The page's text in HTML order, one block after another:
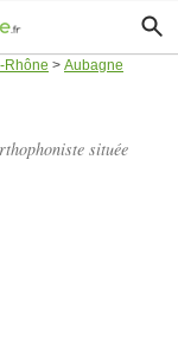
Rhône > Aubagne
située